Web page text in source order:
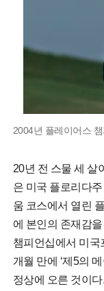
2004년 플레이어스
20년 전 스물 세 살
은 미국 플로리다
움 코스에서 열린
에 본인의 존재감
챔피언십에서 미국
개월 만에 ‘제5의
정상에 오른 것이